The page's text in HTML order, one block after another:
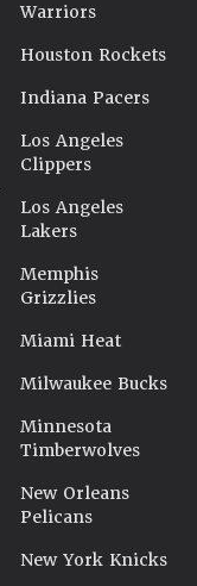
Warriors
Houston Rockets
Indiana Pacers
Los Angeles
Clippers
Los Angeles
Lakers
Memphis
Grizzlies
Miami Heat
Milwaukee Bucks
Minnesota
Timberwolves
New Orleans
Pelicans
New York Knicks